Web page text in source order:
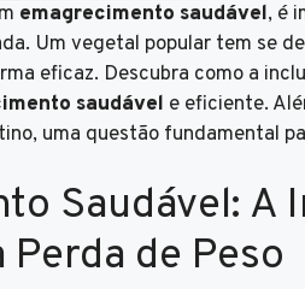
emagrecimento saudável, é
Um vegetal popular tem se
eficaz. Descubra como a
saudável e eficiente.
uma questão fundamental
Saudável: A
de Peso